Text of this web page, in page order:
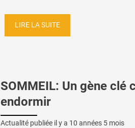
LIRE LA SUITE
SOMMEIL: Un gène clé
endormir
Actualité publiée il y a 10 années 5 mois